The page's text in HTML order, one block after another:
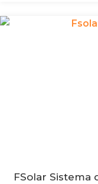
FSolar Sistema